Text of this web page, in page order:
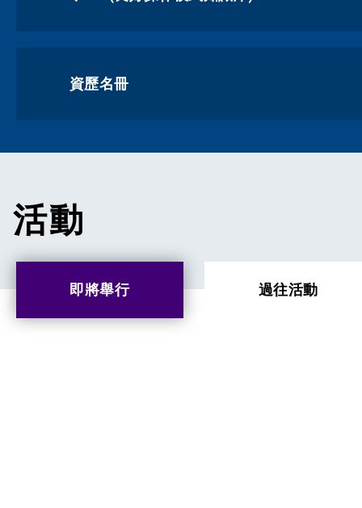
資歷名冊
活動
即將舉行 過往活動